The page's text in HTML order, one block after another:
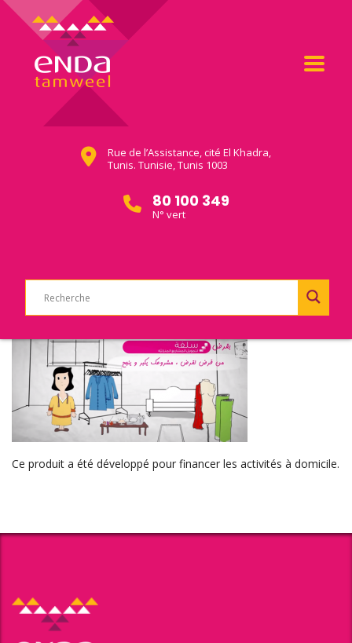
Rue de l’Assistance, cité El Khadra,
Tunis. Tunisie, Tunis 1003
80 100 349
N° vert
Ce produit a été développé pour financer les activités à domicile.